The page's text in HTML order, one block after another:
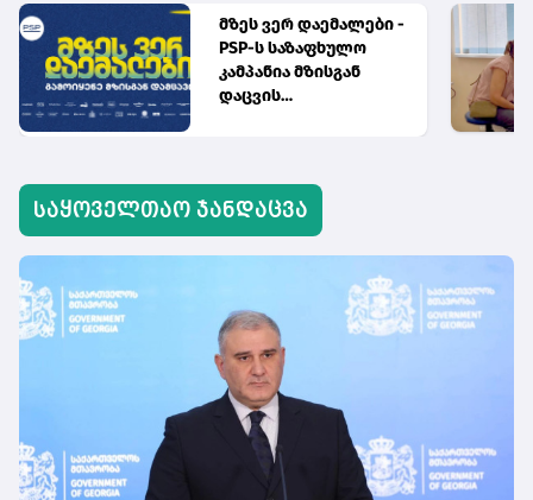
მზეს ვერ დაემალები -
PSP-ს საზაფხულო
კამპანია მზისგან
დაცვის
საყოველთაო ჯანდაცვა